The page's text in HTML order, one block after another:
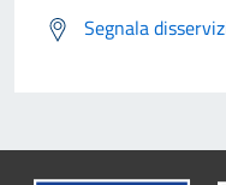
Segnala